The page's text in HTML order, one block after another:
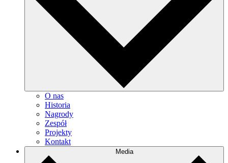
O nas
Historia
Nagrody
Zespół
Projekty
Kontakt
Media